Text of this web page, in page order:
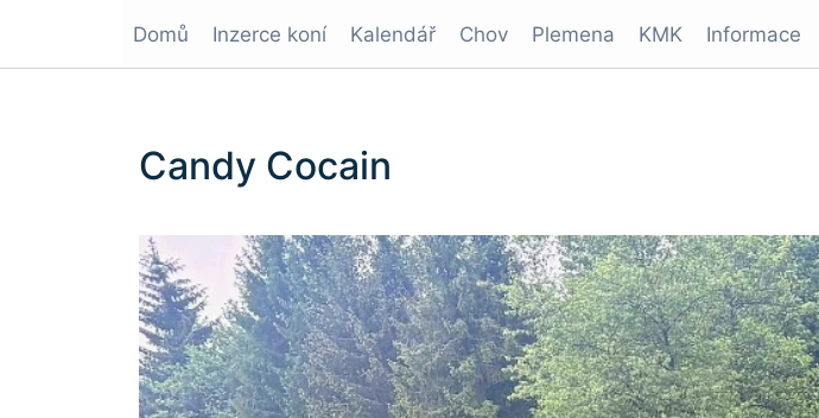
Domů Inzerce koní Kalendář Chov Plemena KMK Informace
Candy Cocain